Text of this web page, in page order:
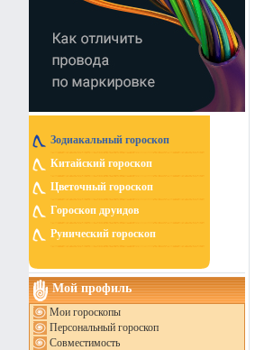
Зодиакальный гороскоп
Китайский гороскоп
Цветочный гороскоп
Гороскоп друидов
Рунический гороскоп
Мой профиль
Мои гороскопы
Персональный гороскоп
Совместимость